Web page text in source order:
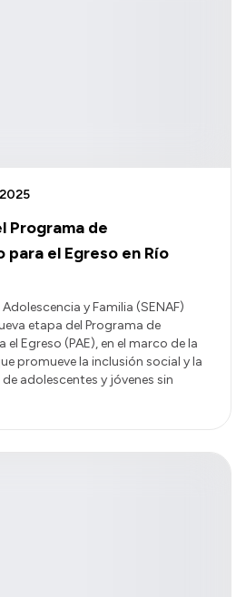
Programa de
el Egreso en Río
y Familia (SENAF)
etapa del Programa de
Egreso (PAE), en el marco de la
promueve la inclusión social y la
adolescentes y jóvenes sin